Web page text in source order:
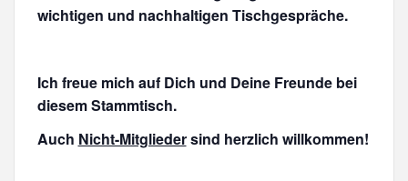
wichtigen und nachhaltigen Tischgespräche.
Ich freue mich auf Dich und Deine Freunde bei
diesem Stammtisch.
Auch Nicht-Mitgliedersind herzlich willkommen!